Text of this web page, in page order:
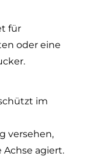
für
oder eine
im
versehen,
agiert.